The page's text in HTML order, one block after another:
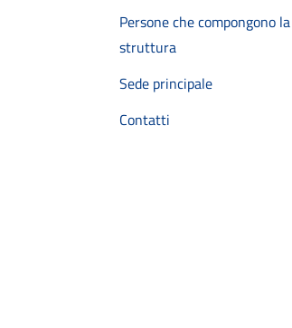
Persone che compongono la
struttura
Sede principale
Contatti